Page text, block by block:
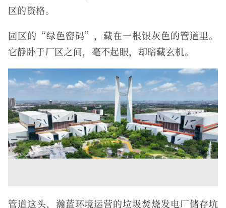
区的资格。
园区的“绿色密码”，藏在一根银灰色的管道里。
它静卧于厂区之间，毫不起眼，却暗藏玄机。
管道这头，瀚蓝环境运营的垃圾焚烧发电厂储存坑